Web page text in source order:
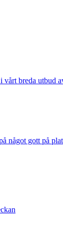
vårt breda utbud
något gott på